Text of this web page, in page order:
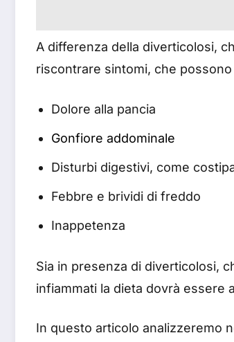
A differenza della diverticolosi,
riscontrare sintomi, che
Dolore alla pancia
Gonfiore addominale
Disturbi digestivi, come
Febbre e brividi di freddo
Inappetenza
Sia in presenza di diverticolosi,
infiammati la dieta dovrà essere
In questo articolo analizzeremo